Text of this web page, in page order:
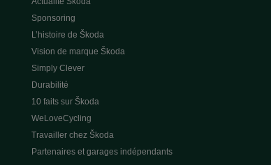
Sponsoring
L’histoire de Škoda
Vision de marque Škoda
Simply Clever
Durabilité
10 faits sur Škoda
WeLoveCycling
Travailler chez Škoda
Partenaires et garages indépendants